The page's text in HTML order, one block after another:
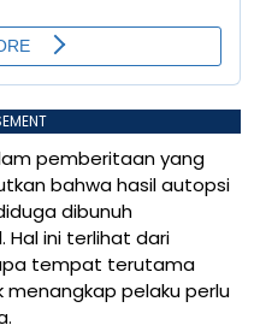
pemberitaan yang
bahwa hasil autopsi
dibunuh
ini terlihat dari
tempat terutama
menangkap pelaku perlu